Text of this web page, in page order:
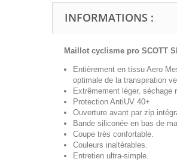
INFORMATIONS :
Maillot cyclisme pro SCOTT
Entièrement en tissu Aero
optimale de la transpiration
Extrêmement léger, séchage
Protection AntiUV 40+
Ouverture avant par zip
Bande siliconée en bas de
Coupe très confortable.
Couleurs inaltérables.
Entretien ultra-simple.